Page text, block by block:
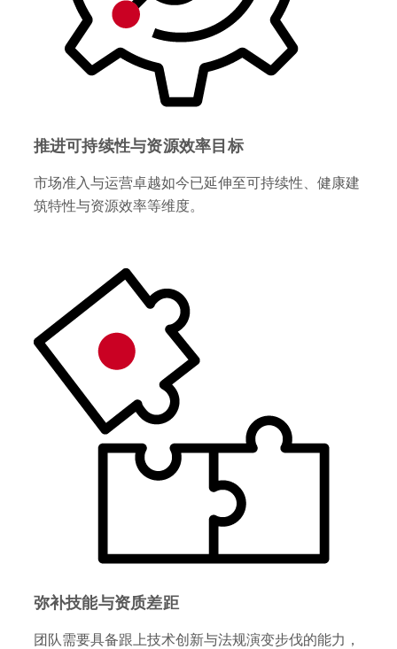
推进可持续性与资源效率目标
市场准入与运营卓越如今已延伸至可持续性、健康建
筑特性与资源效率等维度。
弥补技能与资质差距
团队需要具备跟上技术创新与法规演变步伐的能力，